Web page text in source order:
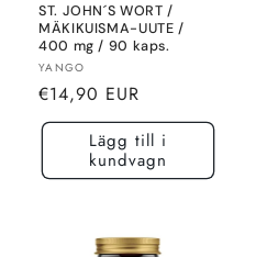
ST. JOHN´S WORT /
MÄKIKUISMA-UUTE /
400 mg / 90 kaps.
Säljare:
YANGO
Normalt
pris
€14,90 EUR
Lägg till i
kundvagn